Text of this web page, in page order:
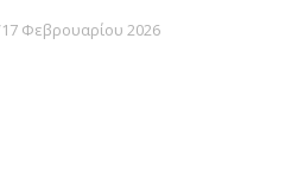
17 Φεβρουαρίου 2026